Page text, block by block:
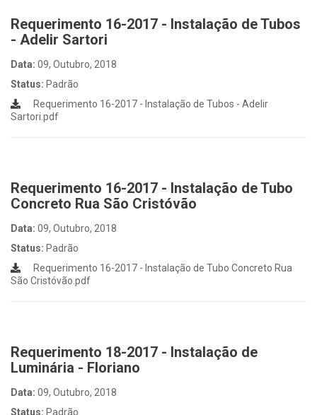
Requerimento 16-2017 - Instalação de Tubos
- Adelir Sartori
Data: 09, Outubro, 2018
Status: Padrão
Requerimento 16-2017 - Instalação de Tubos - Adelir
Sartori.pdf
Requerimento 16-2017 - Instalação de Tubo
Concreto Rua São Cristóvão
Data: 09, Outubro, 2018
Status: Padrão
Requerimento 16-2017 - Instalação de Tubo Concreto Rua
São Cristóvão.pdf
Requerimento 18-2017 - Instalação de
Luminária - Floriano
Data: 09, Outubro, 2018
Status: Padrão